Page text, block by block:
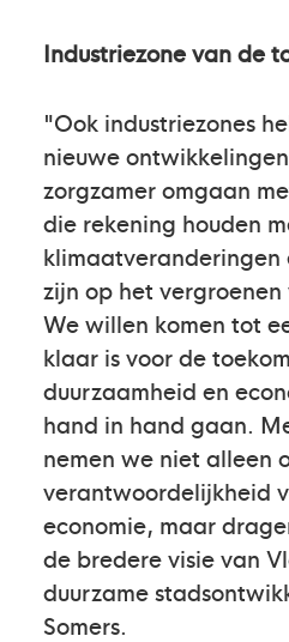
Industriezone van de
"Ook industriezones
nieuwe
zorgzamer omgaan
die rekening houden
klimaatveranderingen
zijn op het
We willen komen tot
klaar is voor de
duurzaamheid en
hand in hand gaan.
nemen we niet alleen
verantwoordelijkheid
economie, maar
de bredere visie van
duurzame
Somers.